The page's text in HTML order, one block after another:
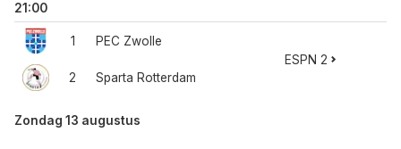
21:00
1
2
PEC Zwolle
Sparta Rotterdam
ESPN 2
Zondag 13 augustus